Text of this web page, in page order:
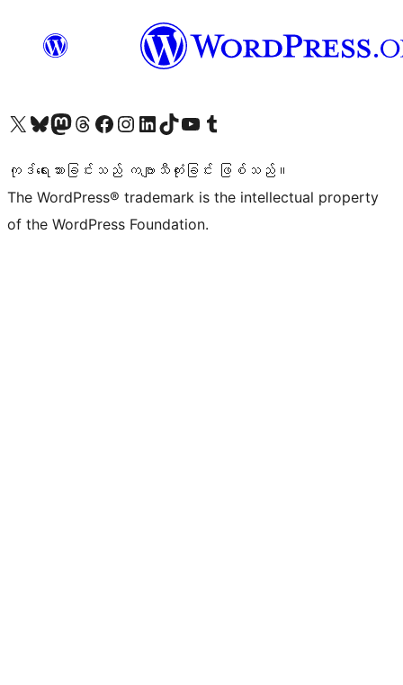
ကျွန်ုပ်တို့၏ X (ယခင် Twitter) အကောင့်သို့ သွားရောက်ကြည့်ရှုပါကျွန်ုပ်တို့၏ Bluesky အကောင့်သို့ ဝင်ရောက်ကြည့်ရှုရန်
ကျွန်ုပ်တို့၏ Mastodon အကောင့်သို့ သွားရောက်ကြည့်ရှုပါကျွန်ုပ်တို့၏ Threads အကောင့်သို့ ဝင်ရောက်ကြည့်ရှုရန်
ကျွန်ုပ်တို့၏ Facebook စာမျက်နှာသို့ သွားရောက်ကြည့်ရှုပါကျွန်ုပ်တို့၏ Instagram အကောင့်သို့ သွားရောက်ကြည့်ရှုပါ ကျွန်ုပ်တို့၏ LinkedIn အကောင့်သို့ သွားရောက်ကြည့်ရှုပါကျွန်ုပ်တို့၏ TikTok အကောင့်သို့ ဝင်ရောက်ကြည့်ရှုရန်
ကျွန်ုပ်တို့၏ YouTube ချန်နယ်သို့ သွားရောက်ကြည့်ရှုပါ ကျွန်ုပ်တို့၏ Tumblr အကောင့်သို့ ဝင်ရောက်ကြည့်ရှုရန်
ကုဒ်ရေးသားခြင်းသည် ကဗျာသီကုံးခြင်း ဖြစ်သည်။
The WordPress® trademark is the intellectual property
of the WordPress Foundation.